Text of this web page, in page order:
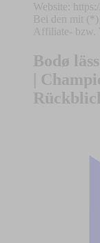
Website:
Bei den mit (*)
Affiliate- bzw.
Bodø
|